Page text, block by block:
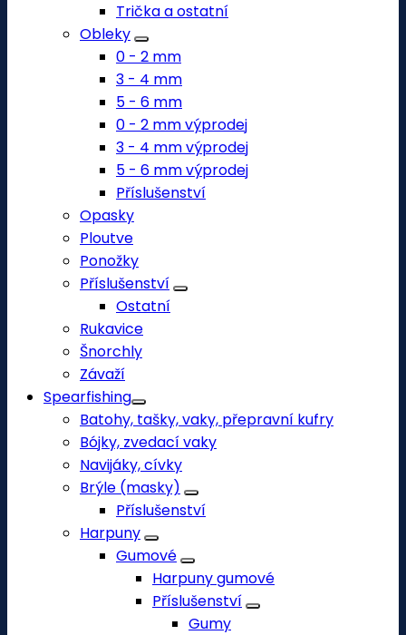
Trička a ostatní
Obleky
0 - 2 mm
3 - 4 mm
5 - 6 mm
0 - 2 mm výprodej
3 - 4 mm výprodej
5 - 6 mm výprodej
Příslušenství
Opasky
Ploutve
Ponožky
Příslušenství
Ostatní
Rukavice
Šnorchly
Závaží
Spearfishing
Batohy, tašky, vaky, přepravní kufry
Bójky, zvedací vaky
Navijáky, cívky
Brýle (masky)
Příslušenství
Harpuny
Gumové
Harpuny gumové
Příslušenství
Gumy